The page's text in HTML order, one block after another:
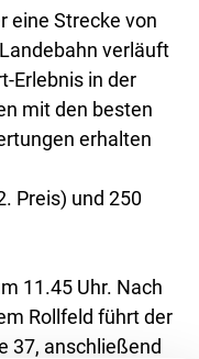
eine Strecke von
verläuft
Erlebnis in der
mit den besten
erhalten
Preis) und 250
11.45 Uhr. Nach
Rollfeld führt der
37, anschließend